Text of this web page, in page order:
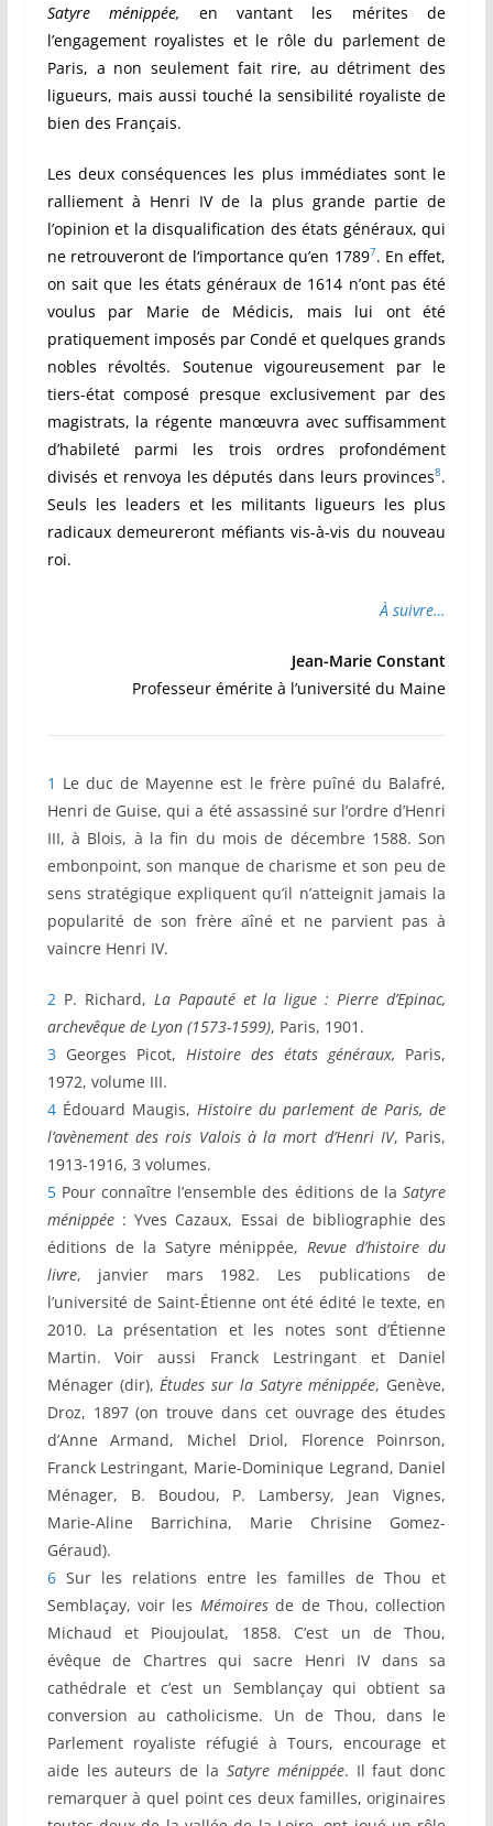
Satyre ménippée, en vantant les mérites de
l’engagement royalistes et le rôle du parlement de
Paris, a non seulement fait rire, au détriment des
ligueurs, mais aussi touché la sensibilité royaliste de
bien des Français.
Les deux conséquences les plus immédiates sont le
ralliement à Henri IV de la plus grande partie de
l’opinion et la disqualification des états généraux, qui
ne retrouveront de l‘importance qu’en 17897. En effet,
on sait que les états généraux de 1614 n’ont pas été
voulus par Marie de Médicis, mais lui ont été
pratiquement imposés par Condé et quelques grands
nobles révoltés. Soutenue vigoureusement par le
tiers-état composé presque exclusivement par des
magistrats, la régente manœuvra avec suffisamment
d’habileté parmi les trois ordres profondément
divisés et renvoya les députés dans leurs provinces8.
Seuls les leaders et les militants ligueurs les plus
radicaux demeureront méfiants vis-à-vis du nouveau
roi.
À suivre…
Jean-Marie Constant
Professeur émérite à l’université du Maine
1 Le duc de Mayenne est le frère puîné du Balafré,
Henri de Guise, qui a été assassiné sur l’ordre d’Henri
III, à Blois, à la fin du mois de décembre 1588. Son
embonpoint, son manque de charisme et son peu de
sens stratégique expliquent qu’il n’atteignit jamais la
popularité de son frère aîné et ne parvient pas à
vaincre Henri IV.
2 P. Richard, La Papauté et la ligue : Pierre d’Epinac,
archevêque de Lyon (1573-1599), Paris, 1901.
3 Georges Picot, Histoire des états généraux, Paris,
1972, volume III.
4Édouard Maugis, Histoire du parlement de Paris, de
l’avènement des rois Valois à la mort d’Henri IV, Paris,
1913-1916, 3 volumes.
5Pour connaître l’ensemble des éditions de laSatyre
ménippée : Yves Cazaux, Essai de bibliographie des
éditions de la Satyre ménippée, Revue d’histoire du
livre, janvier mars 1982. Les publications de
l’université de Saint-Étienne ont été édité le texte, en
2010. La présentation et les notes sont d’Étienne
Martin. Voir aussi Franck Lestringant et Daniel
Ménager (dir), Études sur la Satyre ménippée, Genève,
Droz, 1897 (on trouve dans cet ouvrage des études
d’Anne Armand, Michel Driol, Florence Poinrson,
Franck Lestringant, Marie-Dominique Legrand, Daniel
Ménager, B. Boudou, P. Lambersy, Jean Vignes,
Marie-Aline Barrichina, Marie Chrisine Gomez-
Géraud).
6Sur les relations entre les familles de Thou et
Semblaçay, voir les Mémoiresde de Thou, collection
Michaud et Pioujoulat, 1858. C’est un de Thou,
évêque de Chartres qui sacre Henri IV dans sa
cathédrale et c’est un Semblançay qui obtient sa
conversion au catholicisme. Un de Thou, dans le
Parlement royaliste réfugié à Tours, encourage et
aide les auteurs de la Satyre ménippée. Il faut donc
remarquer à quel point ces deux familles, originaires